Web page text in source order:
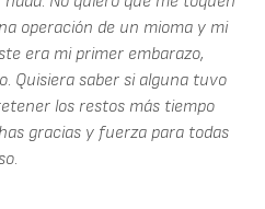
operación de un mioma y mi
era mi primer embarazo,
Quisiera saber si alguna tuvo
los restos más tiempo
gracias y fuerza para todas